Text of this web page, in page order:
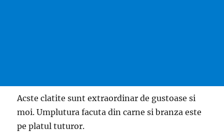
Acste clatite sunt extraordinar de gustoase si
moi. Umplutura facuta din carne si branza este
pe platul tuturor.